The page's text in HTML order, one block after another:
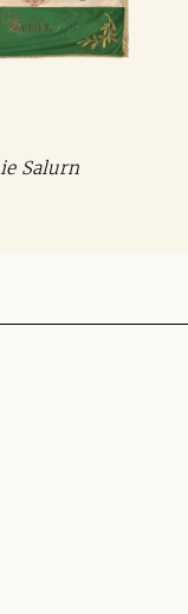
Salurn